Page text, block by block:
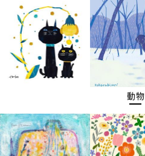
動物